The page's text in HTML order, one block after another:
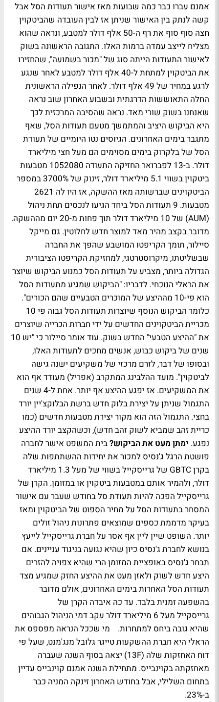
אמנם עברו כבר כמה שבועות מאז אישור תעודות הסל אבל
קשה לנתק בין האישור שניתן אז לבין העובדה שהביטקוין
חצה סוף סוף את רף ה-50 אלף דולר למטבע, ונראה שהוא
מצליח לייצב עמדה ברמות האלו. התגובה הראשונה בשוק
לאישור התעודות הייתה סוג של "מכור בשמועה", שהחזירו
את הביטקוין למתחת ל-40 אלף דולר למטבע לאחר שנגע
לרגע במחיר של 49 אלף דולר. לאחר הנפילה הראשונית
החלה התאוששות הדרגתית ובשבוע האחרון שוב נראה
שאנחנו בשוק שורי מאד. נראה שהסיבה המרכזית לכך
היא הביקוש היציב והמתמשך מטעם תעודות הסל, שאף
מתגבר בימים האחרונים. הגיוסים נטו היומיים של תעודת
הסל של בלקרוק בימים מסוימים הם מעל חצי מיליארד
דולר. ב-13 לפברואר החזיקה התעודה 1052080 מטבעות
ביטקוין בשווי 5.1 מיליארד דולר, זינוק של 3700% במספר
הביטקוינים שברשותה מאז ההשקה, אז היו לה 2621
מטבעות. 9 תעודות הסל ביחד הגיעו לנכסים תחת ניהול
(AUM) של 10 מיליארד דולר תוך פחות מ-20 יום מההשקה.
מדובר בקצב מהיר מאד למוצר חדש לחלוטין. גם מייקל
סיילור, תומך הקריפטו המושבע שהפך את החברה
שבשליטתו, מיקרוסטרטגי, למחזיקת הקריפטו הציבורית
הגדולה ביותר, מצביע על תעודות הסל כמנוע הביקוש שיוצר
את הראלי הנוכחי. לדבריו: "הביקוש שמגיע מתעודות הסל
הוא פי-10 מההיצע של המוכרים הטבעיים שהם הכורים".
כלומר הביקוש הנוסף שיוצרות תעודות הסל גבוה פי 10
מכריית הביטקוינים החדשים על ידי חברות הכרייה שיוצרים
את "ההיצע הטבעי" החדש בשוק. עוד אומר סיילור כי "יש 10
שנים של ביקוש כבוש, אנשים מחכים לתעודות האלו,
ובסופו של דבר, לזרם מרכזי של משקיעים ישנה גישה
לביטקוין". מועד ההלבינג המתקרב (אפריל) מעודד אף הוא
את המשקיעים. אז יפגע ההיצע אף יותר. אחת ל-4 שנים
התגמול שניתן על יצירת בלוק חדש ברשת הבלוקצ'יין יורד
בחצי. התגמול הזה הוא מקור יצירת מטבעות חדשים (כמו
כריית זהב שמביא לשוק זהב חדש), וכשהקצב יורד ההיצע
נפגע. ימתן מעט את הביקוש?בית המשפט אישר לחברה
פושטת הרגל ג'נסיס למכור את יחידות ההשתתפות שלה
בקרן GBTC של גרייסקייל בשווי של מעל 1.3 מיליארד
דולר, ולהמיר אותם במטבעות ביטקוין או במזומן. הקרן של
גרייסקייל הפכה להיות תעודת סל בחודש שעבר עם אישור
המסחר בתעודות הסל על מחיר הספוט של הביטקוין ומאז
בעיקר מדממת כספים שמוצאים פתרונות ניהול זולים
יותר. השופט שיין ליין אף אסר על חברת גרייסקייל לייעץ
בנושא לחברת ג'נסיס כיון שהיא נגועה בניגוד עניינים. אם
תבחר ג'נסיס באופציית המזומן הרי שהיא צפויה להזרים
היצע חדש לשוק ולאזן מעט את ההיצע החזק שמגיע מצד
תעודות הסל האחרות בימים האחרונים, אולם מדובר
בהשפעה זמנית בלבד. עד כה איבדה הקרן של
גרייסקייל מעל 6 מיליארד דולר עקב דמי הניהול הגבוהים
שהיא גובה ביחס למתחרות. מי שככל הנראה מפספס את
הראלי היא חברת ההשקעות טייגר גלובל מנג'מנט, שעל פי
דוח האחזקות שלה (13F) יצאה בסוף השנה שעברה
מאחזקתה בקוינבייס. מתחילת השנה אמנם קוינבייס עדיין
בתחום השלילי, אבל בחודש האחרון זינקה המניה כבר
ב-23%.